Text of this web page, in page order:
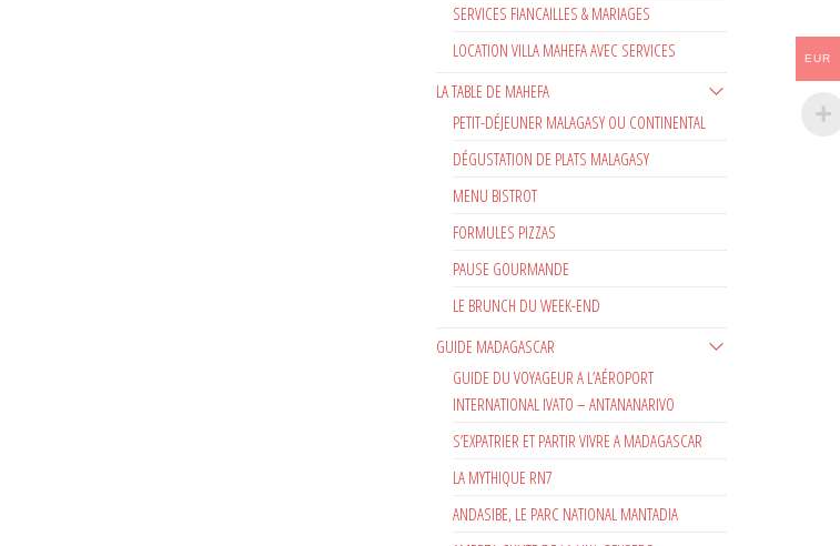
SERVICES FIANCAILLES & MARIAGES
LOCATION VILLA MAHEFA AVEC SERVICES
LA TABLE DE MAHEFA
PETIT-DÉJEUNER MALAGASY OU CONTINENTAL
DÉGUSTATION DE PLATS MALAGASY
MENU BISTROT
FORMULES PIZZAS
PAUSE GOURMANDE
LE BRUNCH DU WEEK-END
GUIDE MADAGASCAR
GUIDE DU VOYAGEUR A L’AÉROPORT
INTERNATIONAL IVATO – ANTANANARIVO
S’EXPATRIER ET PARTIR VIVRE A MADAGASCAR
LA MYTHIQUE RN7
ANDASIBE, LE PARC NATIONAL MANTADIA
EUR